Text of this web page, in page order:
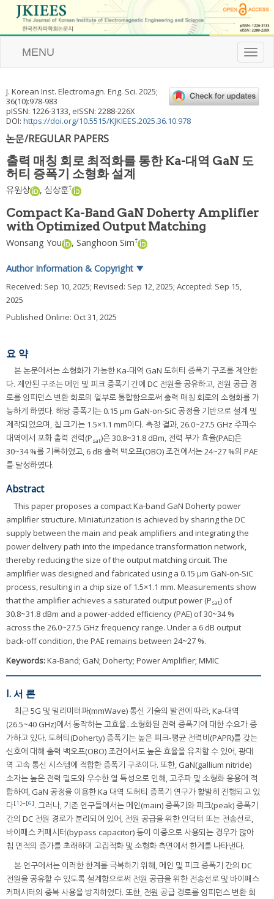
T
o
l
e
g
n
MENU
J. Korean Inst. Electromagn. Eng. Sci. 2025;
36(10):978-983
pISSN: 1226-3133, eISSN: 2288-226X
DOI: https://doi.org/10.5515/KJKIEES.2025.36.10.978
논문/REGULAR PAPERS
출력 매칭 회로 최적화를 통한 Ka-대역 GaN 도
허티 증폭기 소형화 설계
유원상 , 심상훈†
Compact Ka-Band GaN Doherty Amplifier
with Optimized Output Matching
Wonsang You , Sanghoon Sim†
Author Information & Copyright ▼
Received: Sep 10, 2025; Revised: Sep 12, 2025; Accepted: Sep 15,
2025
Published Online: Oct 31, 2025
요 약
본 논문에서는 소형화가 가능한 Ka-대역 GaN 도허티 증폭기 구조를 제안한
다. 제안된 구조는 메인 및 피크 증폭기 간에 DC 전원을 공유하고, 전원 공급 경
로를 임피던스 변환 회로의 일부로 통합함으로써 출력 매칭 회로의 소형화를 가
능하게 하였다. 해당 증폭기는 0.15 μm GaN-on-SiC 공정을 기반으로 설계 및
제작되었으며, 칩 크기는 1.5×1.1 mm이다. 측정 결과, 26.0~27.5 GHz 주파수
대역에서 포화 출력 전력(Psat)은 30.8~31.8 dBm, 전력 부가 효율(PAE)은
30~34 %를 기록하였고, 6 dB 출력 백오프(OBO) 조건에서는 24~27 %의 PAE
를 달성하였다.
Abstract
This paper proposes a compact Ka-band GaN Doherty power
amplifier structure. Miniaturization is achieved by sharing the DC
supply between the main and peak amplifiers and integrating the
power delivery path into the impedance transformation network,
thereby reducing the size of the output matching circuit. The
amplifier was designed and fabricated using a 0.15 μm GaN-on-SiC
process, resulting in a chip size of 1.5×1.1 mm. Measurements show
that the amplifier achieves a saturated output power (Psat) of
30.8~31.8 dBm and a power-added efficiency (PAE) of 30~34 %
across the 26.0~27.5 GHz frequency range. Under a 6 dB output
back-off condition, the PAE remains between 24~27 %.
Keywords:Ka-Band; GaN; Doherty; Power Amplifier; MMIC
I. 서 론
최근 5G 및 밀리미터파(mmWave) 통신 기술의 발전에 따라, Ka-대역
(26.5~40 GHz)에서 동작하는 고효율․소형화된 전력 증폭기에 대한 수요가 증
가하고 있다. 도허티(Doherty) 증폭기는 높은 피크-평균 전력비(PAPR)를 갖는
신호에 대해 출력 백오프(OBO) 조건에서도 높은 효율을 유지할 수 있어, 광대
역 고속 통신 시스템에 적합한 증폭기 구조이다. 또한, GaN(gallium nitride)
소자는 높은 전력 밀도와 우수한 열 특성으로 인해, 고주파 및 소형화 응용에 적
합하여, GaN 공정을 이용한 Ka 대역 도허티 증폭기 연구가 활발히 진행되고 있
다[1]~[6]. 그러나, 기존 연구들에서는 메인(main) 증폭기와 피크(peak) 증폭기
간의 DC 전원 경로가 분리되어 있어, 전원 공급을 위한 인덕터 또는 전송선로,
바이패스 커패시터(bypass capacitor) 등이 이중으로 사용되는 경우가 많아
칩 면적의 증가를 초래하며 고집적화 및 소형화 측면에서 한계를 나타낸다.
본 연구에서는 이러한 한계를 극복하기 위해, 메인 및 피크 증폭기 간의 DC
전원을 공유할 수 있도록 설계함으로써 전원 공급을 위한 전송선로 및 바이패스
커패시터의 중복 사용을 방지하였다. 또한, 전원 공급 경로를 임피던스 변환 회